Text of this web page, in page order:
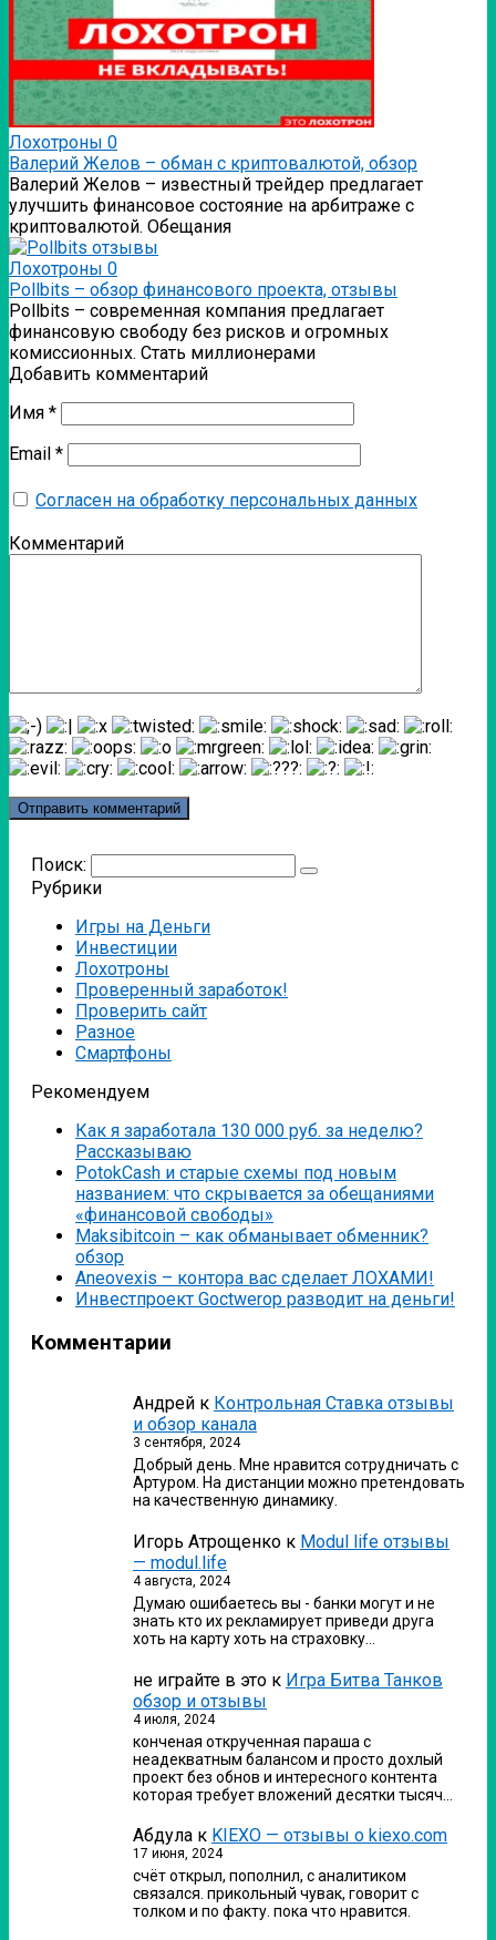
Лохотроны 0
Валерий Желов – обман с криптовалютой, обзор
Валерий Желов – известный трейдер предлагает
улучшить финансовое состояние на арбитраже с
криптовалютой. Обещания
Лохотроны 0
Pollbits – обзор финансового проекта, отзывы
Pollbits – современная компания предлагает
финансовую свободу без рисков и огромных
комиссионных. Стать миллионерами
Добавить комментарий
Имя *
Email *
Согласен на обработку персональных данных
Комментарий
Поиск:
Рубрики
Игры на Деньги
Инвестиции
Лохотроны
Проверенный заработок!
Проверить сайт
Разное
Смартфоны
Рекомендуем
Как я заработала 130 000 руб. за неделю?
Рассказываю
PotokCash и старые схемы под новым
названием: что скрывается за обещаниями
«финансовой свободы»
Мaksibitcoin – как обманывает обменник?
обзор
Аneovexis – контора вас сделает ЛОХАМИ!
Инвестпроект Goctwerop разводит на деньги!
Комментарии
Андрей к Контрольная Ставка отзывы
и обзор канала
3 сентября, 2024
Добрый день. Мне нравится сотрудничать с
Артуром. На дистанции можно претендовать
на качественную динамику.
Игорь Атрощенко к Modul life отзывы
— modul.life
4 августа, 2024
Думаю ошибаетесь вы - банки могут и не
знать кто их рекламирует приведи друга
хоть на карту хоть на страховку…
не играйте в это к Игра Битва Танков
обзор и отзывы
4 июля, 2024
конченая открученная параша с
неадекватным балансом и просто дохлый
проект без обнов и интересного контента
которая требует вложений десятки тысяч…
Абдула к KIEXO — отзывы о kiexo.com
17 июня, 2024
счёт открыл, пополнил, с аналитиком
связался. прикольный чувак, говорит с
толком и по факту. пока что нравится.